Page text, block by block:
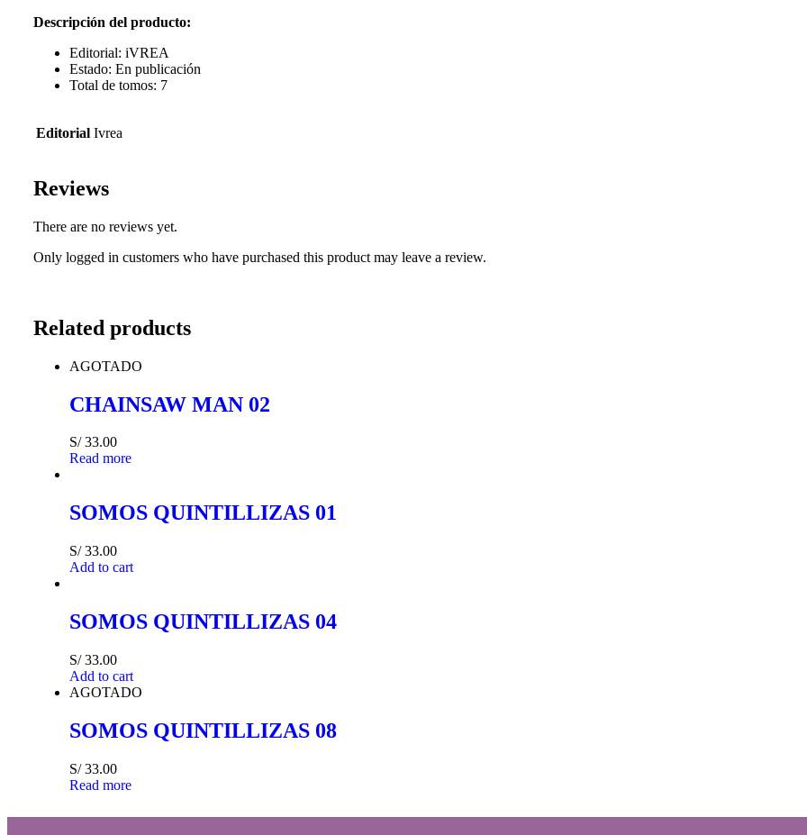
Descripción del producto:
Editorial: iVREA
Estado: En publicación
Total de tomos: 7
Editorial Ivrea
Reviews
There are no reviews yet.
Only logged in customers who have purchased this product may leave a review.
Related products
AGOTADO
CHAINSAW MAN 02
S/33.00
Read more
SOMOS QUINTILLIZAS 01
S/33.00
Add to cart
SOMOS QUINTILLIZAS 04
S/33.00
Add to cart
AGOTADO
SOMOS QUINTILLIZAS 08
S/33.00
Read more